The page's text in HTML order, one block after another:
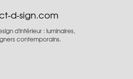
d-sign.com
d'intérieur : luminaires,
contemporains.